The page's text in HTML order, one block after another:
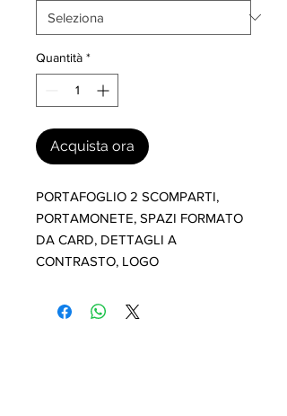
Quantità *
Acquista ora
PORTAFOGLIO 2 SCOMPARTI,
PORTAMONETE, SPAZI FORMATO
DA CARD, DETTAGLI A
CONTRASTO, LOGO